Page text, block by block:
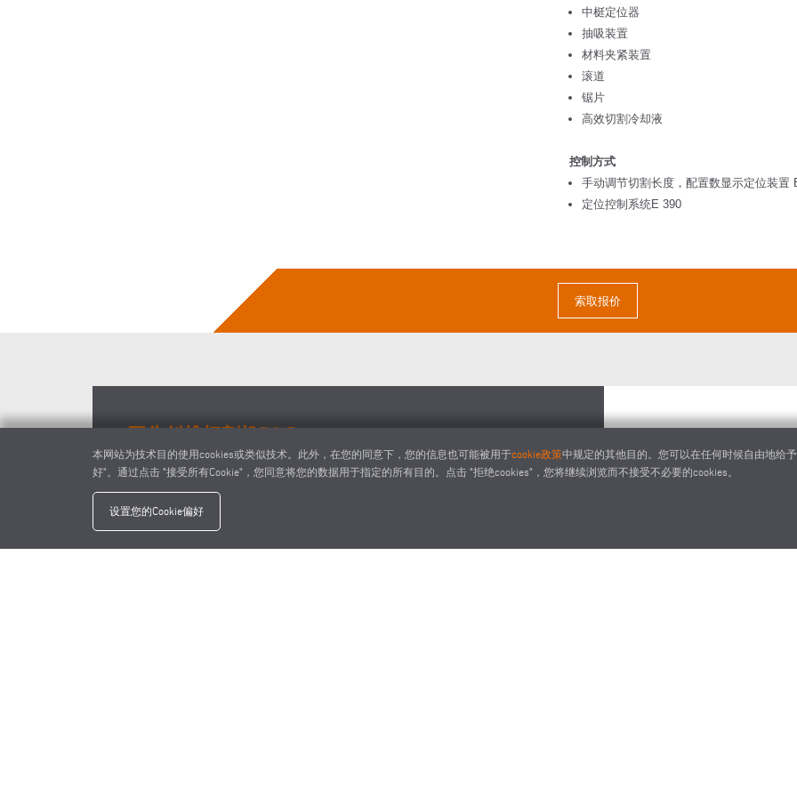
中梃定位器
抽吸装置
材料夹紧装置
滚道
锯片
高效切割冷却液
控制方式
手动调节切割长度，配置数显示定位装置
定位控制系统E 390
索取报价
双头斜榫切割机DG 79
DG 79 + E 111
本网站为技术目的使用cookies或类似技术。此外，在您的同意下，您的信息也可能被用于cookie政策中规定的其他目的。您可以在任何时候自由地给
好"。通过点击 "接受所有Cookie"，您同意将您的数据用于指定的所有目的。点击 "拒绝cookies"，您将继续浏览而不接受不必要的cookies。
设置您的Cookie偏好